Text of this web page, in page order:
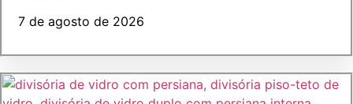
7 de agosto de 2026